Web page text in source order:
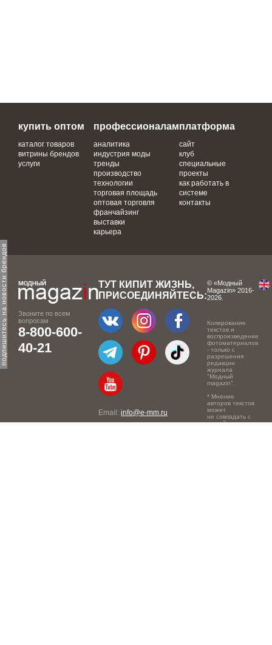
подпишитесь на новости брендов
купить оптом
каталог товаров
витрины брендов
услуги
профессионалам
аналитика
индустрия моды
тренды
производство
технологии
торговая площадь
оптовая торговля
франчайзинг
выставки
карьера
платформа
сайт
клуб
специальные
проекты
как работать в
системе
контакты
Звоните по всем
вопросам
8-800-600-
40-21
ТУТ КИПИТ ЖИЗНЬ,
ПРИСОЕДИНЯЙТЕСЬ:
Email: info@e-mm.ru
© «Модный
Magazin» 2016-
2026.
Копирование
текстов и
воспроизведение
фотоматериалов
- только с
разрешения
редакции
журнала
"Модный
magazin".
* Мнение
авторов текстов
может
не совпадать с
точкой зрения